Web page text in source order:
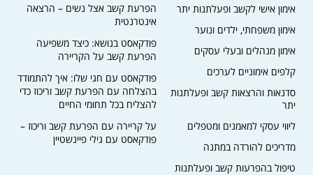
אימון אישי לקשב ופעלתנות יתר
אימון משפחתי, ילדים ונוער
אימון מנהלים ובעלי עסקים
קלפים אימוניים לערכים
סדנאות והרצאות קשב ופעלתנות
יתר
ליווי עסקי למאמנים ומטפלים
מדריכים להורדה במתנה
טיפול בהפרעות קשב ופעלתנות
הפרעת קשב אצל נשים – הרצאה
אינטרנטית
פודקאסט בנושא: כיצד משפיעה
הפרעת קשב על הקריירה​
פודקאסט עם חגי שלו: איך להתמודד
בהצלחה עם הפרעת קשב וריכוז כדי
להצליח בכל תחומי החיים
על קריירה עם הפרעת קשב וריכוז –
פודקאסט עם גילי פיינשטיין